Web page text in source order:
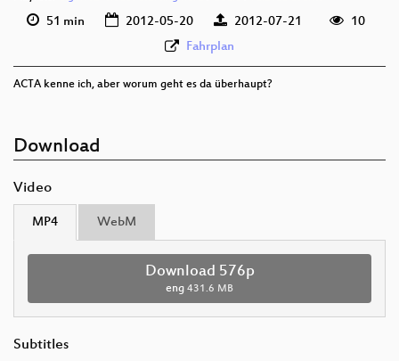
51 min 2012-05-20 2012-07-21
10
Fahrplan
ACTA kenne ich, aber worum geht es da überhaupt?
Download
Video
MP4 WebM
Download 576p
eng 431.6 MB
Subtitles